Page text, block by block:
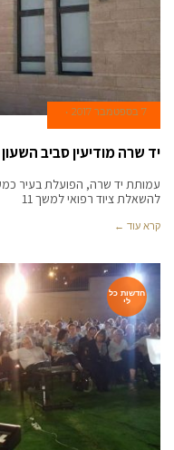
7 בספטמבר 2017
יד שרה מודיעין סביב השעון
להשאלת ציוד רפואי למשך 11
קרא עוד ←
חדשות כל
לי